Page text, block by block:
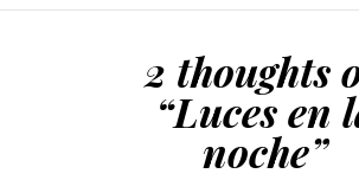
2 thoughts
“Luces en
noche”